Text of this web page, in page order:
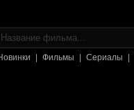
Фильмы Сериалы